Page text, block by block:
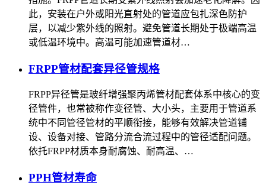
此，安装在户外或阳光直射处的管道应包扎深色防护
层，以减少紫外线的照射。避免管道长期处于极端高温
或低温环境中。高温可能加速管道材…
FRPP管材配套异径管规格
FRPP异径管是玻纤增强聚丙烯管材配套体系中核心的变
径管件，也常被称作变径管、大小头，主要用于管道系
统中不同管径管材的平顺衔接，能够有效解决管道铺
设、设备对接、管路分流合流过程中的管径适配问题。
依托FRPP材质本身耐腐蚀、耐高温、…
PPH管材寿命